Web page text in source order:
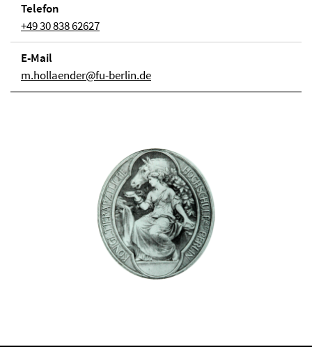
Telefon
+49 30 838 62627
E-Mail
m.hollaender@fu-berlin.de